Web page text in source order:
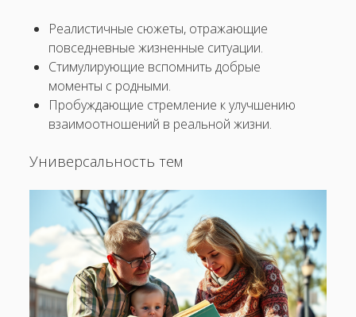
Реалистичные сюжеты, отражающие
повседневные жизненные ситуации.
Стимулирующие вспомнить добрые
моменты с родными.
Пробуждающие стремление к улучшению
взаимоотношений в реальной жизни.
Универсальность тем